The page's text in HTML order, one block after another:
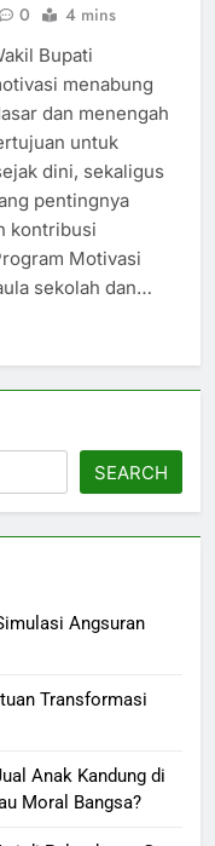
0 4 mins
Bupati
menabung
dan menengah
untuk
dini, sekaligus
pentingnya
kontribusi
Motivasi
sekolah dan…
SEARCH
Angsuran
Transformasi
Anak Kandung di
Moral Bangsa?